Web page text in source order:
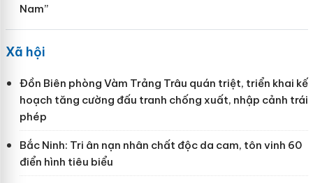
Nam”
Xã hội
Đồn Biên phòng Vàm Trảng Trâu quán triệt, triển khai kế
hoạch tăng cường đấu tranh chống xuất, nhập cảnh trái
phép
Bắc Ninh: Tri ân nạn nhân chất độc da cam, tôn vinh 60
điển hình tiêu biểu